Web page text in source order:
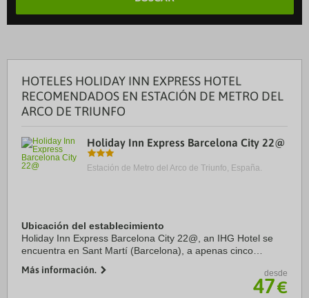
HOTELES HOLIDAY INN EXPRESS HOTEL
RECOMENDADOS EN ESTACIÓN DE METRO DEL
ARCO DE TRIUNFO
Holiday Inn Express Barcelona City 22@
Estación de Metro del Arco de Triunfo, España.
Ubicación del establecimiento
Holiday Inn Express Barcelona City 22@, an IHG Hotel se
encuentra en Sant Martí (Barcelona), a apenas cinco
Sagrada Familia. Además, este hotel se ...
Más información. desde
47€